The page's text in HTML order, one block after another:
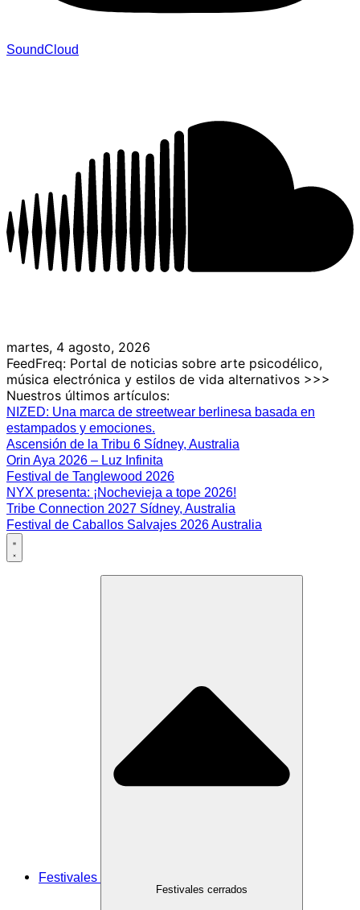
SoundCloud
martes, 4 agosto, 2026
FeedFreq: Portal de noticias sobre arte psicodélico,
música electrónica y estilos de vida alternativos >>>
Nuestros últimos artículos:
NIZED: Una marca de streetwear berlinesa basada en
estampados y emociones.
Ascensión de la Tribu 6 Sídney, Australia
Orin Aya 2026 – Luz Infinita
Festival de Tanglewood 2026
NYX presenta: ¡Nochevieja a tope 2026!
Tribe Connection 2027 Sídney, Australia
Festival de Caballos Salvajes 2026 Australia
Festivales
Festivales cerrados